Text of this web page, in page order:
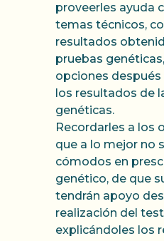
proveerles ayuda
temas técnicos,
resultados
pruebas
opciones
los resultados de
genéticas.
Recordarles a los
que a lo mejor no
cómodos en
genético, de que
tendrán apoyo
realización del
explicándoles los